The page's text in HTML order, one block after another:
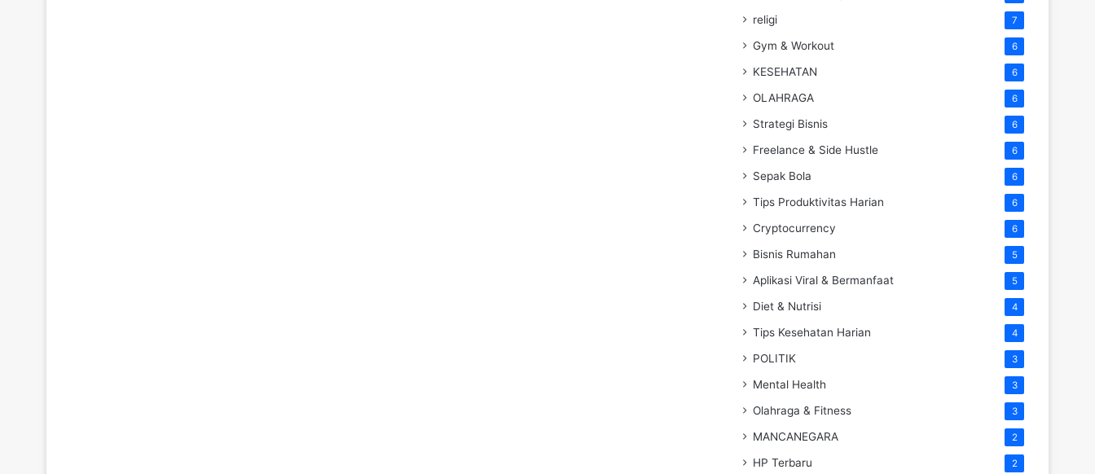
religi 7
Gym & Workout 6
KESEHATAN 6
OLAHRAGA 6
Strategi Bisnis 6
Freelance & Side Hustle 6
Sepak Bola 6
Tips Produktivitas Harian 6
Cryptocurrency 6
Bisnis Rumahan 5
Aplikasi Viral & Bermanfaat 5
Diet & Nutrisi 4
Tips Kesehatan Harian 4
POLITIK 3
Mental Health 3
Olahraga & Fitness 3
MANCANEGARA 2
HP Terbaru 2